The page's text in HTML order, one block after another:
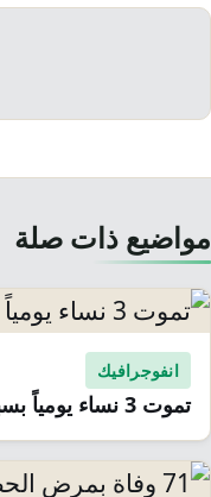
مواضيع ذات صلة
انفوجرافيك
تموت 3 نساء يومياً بسبب غياب الرعاية الصحية